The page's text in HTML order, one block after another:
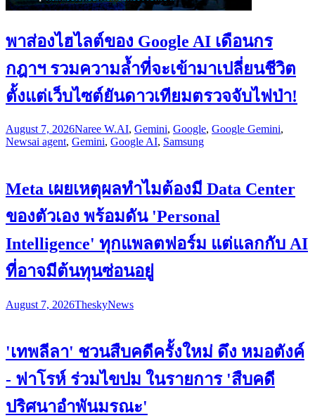
พาส่องไฮไลต์ของ Google AI เดือนกร
กฎาฯ รวมความล้ำที่จะเข้ามาเปลี่ยนชีวิต
ตั้งแต่เว็บไซต์ยันดาวเทียมตรวจจับไฟป่า!
August 7, 2026Naree W.AI, Gemini, Google, Google Gemini,
Newsai agent, Gemini, Google AI, Samsung
Meta เผยเหตุผลทำไมต้องมี Data Center
ของตัวเอง พร้อมดัน 'Personal
Intelligence' ทุกแพลตฟอร์ม แต่แลกกับ AI
ที่อาจมีต้นทุนซ่อนอยู่
August 7, 2026TheskyNews
'เทพลีลา' ชวนสืบคดีครั้งใหม่ ดึง หมอตังค์
- ฟาโรห์ ร่วมไขปม ในรายการ 'สืบคดี
ปริศนาอำพันมรณะ'